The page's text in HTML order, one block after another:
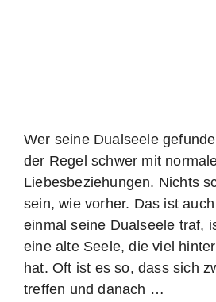
Wer seine Dualseele
der Regel schwer mit
Liebesbeziehungen. Nichts
sein, wie vorher. Das ist
einmal seine Dualseele traf,
eine alte Seele, die viel
hat. Oft ist es so, dass sich
treffen und danach …